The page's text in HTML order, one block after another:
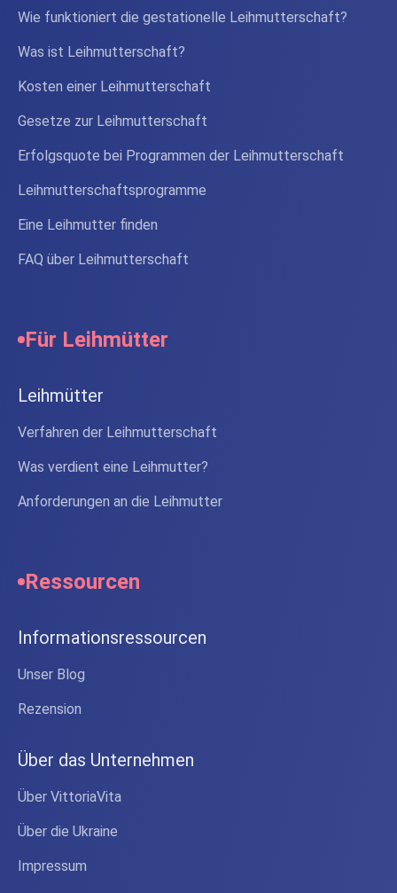
Wie funktioniert die gestationelle Leihmutterschaft?
Was ist Leihmutterschaft?
Kosten einer Leihmutterschaft
Gesetze zur Leihmutterschaft
Erfolgsquote bei Programmen der Leihmutterschaft
Leihmutterschaftsprogramme
Eine Leihmutter finden
FAQ über Leihmutterschaft
Für Leihmütter
Leihmütter
Verfahren der Leihmutterschaft
Was verdient eine Leihmutter?
Anforderungen an die Leihmutter
Ressourcen
Informationsressourcen
Unser Blog
Rezension
Über das Unternehmen
Über VittoriaVita
Über die Ukraine
Impressum